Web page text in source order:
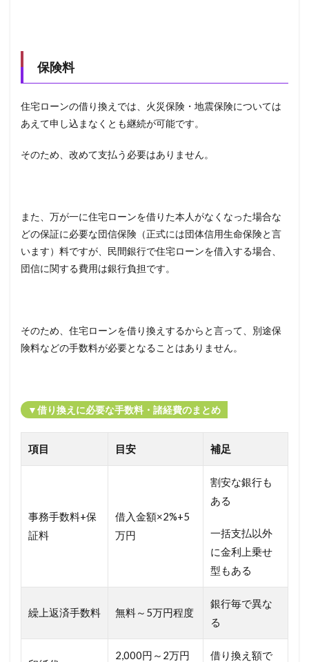
保険料
住宅ローンの借り換えでは、火災保険・地震保険については
あえて申し込まなくとも継続が可能です。
そのため、改めて支払う必要はありません。
また、万が一に住宅ローンを借りた本人がなくなった場合な
どの保証に必要な団信保険（正式には団体信用生命保険と言
います）料ですが、民間銀行で住宅ローンを借入する場合、
団信に関する費用は銀行負担です。
そのため、住宅ローンを借り換えするからと言って、別途保
険料などの手数料が必要となることはありません。
▼借り換えに必要な手数料・諸経費のまとめ
項目 目安 補足
事務手数料+保
証料
借入金額×2%+5
万円
割安な銀行も
ある
一括支払以外
に金利上乗せ
型もある
繰上返済手数料 無料～5万円程度
銀行毎で異な
る
2,000円～2万円
借り換え額で